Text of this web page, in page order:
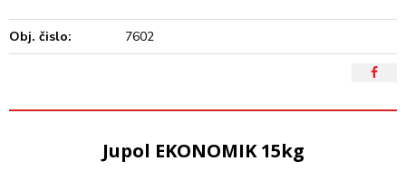
Obj. čislo: 7602
Jupol EKONOMIK 15kg